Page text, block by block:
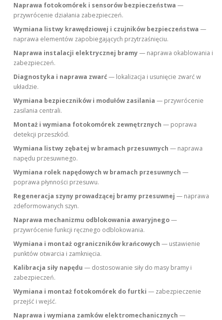
Naprawa fotokomórek i sensorów bezpieczeństwa —
przywrócenie działania zabezpieczeń.
Wymiana listwy krawędziowej i czujników bezpieczeństwa —
naprawa elementów zapobiegających przytrzaśnięciu.
Naprawa instalacji elektrycznej bramy— naprawa okablowania i
zabezpieczeń.
Diagnostyka i naprawa zwarć— lokalizacja i usunięcie zwarć w
układzie.
Wymiana bezpieczników i modułów zasilania — przywrócenie
zasilania centrali.
Montaż i wymiana fotokomórek zewnętrznych — poprawa
detekcji przeszkód.
Wymiana listwy zębatej w bramach przesuwnych — naprawa
napędu przesuwnego.
Wymiana rolek napędowych w bramach przesuwnych —
poprawa płynności przesuwu.
Regeneracja szyny prowadzącej bramy przesuwnej — naprawa
zdeformowanych szyn.
Naprawa mechanizmu odblokowania awaryjnego—
przywrócenie funkcji ręcznego odblokowania.
Wymiana i montaż ograniczników krańcowych — ustawienie
punktów otwarcia i zamknięcia.
Kalibracja siły napędu — dostosowanie siły do masy bramy i
zabezpieczeń.
Wymiana i montaż fotokomórek do furtki — zabezpieczenie
przejść i wejść.
Naprawa i wymiana zamków elektromechanicznych —